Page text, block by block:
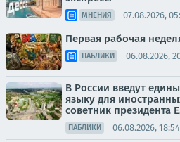
МНЕНИЯ 07.08.2026,
Первая рабочая
ПАБЛИКИ 06.08.2026,
В России введут
языку для
советник президента
ПАБЛИКИ 06.08.2026, 18:54